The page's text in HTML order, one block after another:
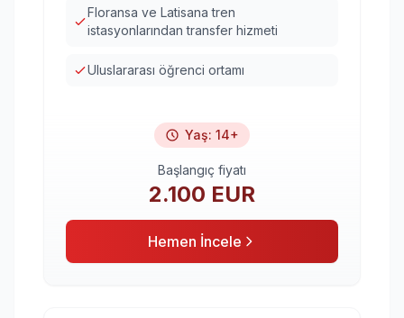
Floransa ve Latisana tren
istasyonlarından transfer hizmeti
Uluslararası öğrenci ortamı
Yaş: 14+
Başlangıç fiyatı
2.100 EUR
Hemen İncele